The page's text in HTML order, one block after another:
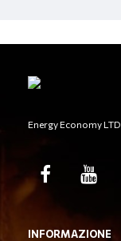
Energy Economy LTD
INFORMAZIONE